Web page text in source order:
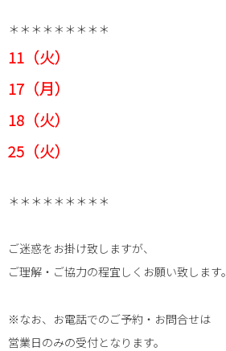
＊＊＊＊＊＊＊＊＊
11 （火）
17 （月）
18（火）
25（火）
＊＊＊＊＊＊＊＊＊
ご迷惑をお掛け致しますが、
ご理解・ご協力の程宜しくお願い致します。
※なお、お電話でのご予約・お問合せは
営業日のみの受付となります。